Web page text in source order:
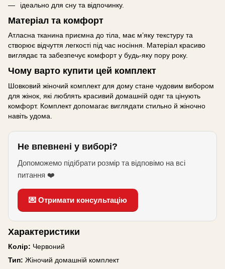
ідеально для сну та відпочинку.
Матеріал та комфорт
Атласна тканина приємна до тіла, має м’яку текстуру та
створює відчуття легкості під час носіння. Матеріал красиво
виглядає та забезпечує комфорт у будь-яку пору року.
Чому варто купити цей комплект
Шовковий жіночий комплект для дому стане чудовим вибором
для жінок, які люблять красивий домашній одяг та цінують
комфорт. Комплект допомагає виглядати стильно й жіночно
навіть удома.
Не впевнені у виборі?
Допоможемо підібрати розмір та відповімо на всі
питання ❤️
💌 Отримати консультацію
Характеристики
Колір: Червоний
Тип: Жіночий домашній комплект